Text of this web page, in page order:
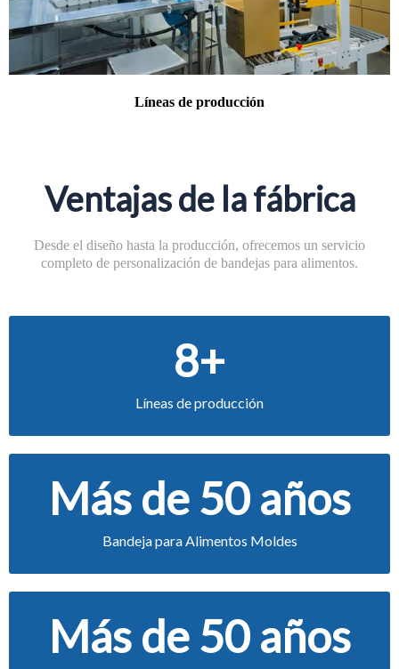
Líneas de producción
Ventajas de la fábrica
Desde el diseño hasta la producción, ofrecemos un servicio
completo de personalización de bandejas para alimentos.
8+
Líneas de producción
Más de 50 años
Bandeja para Alimentos Moldes
Más de 50 años